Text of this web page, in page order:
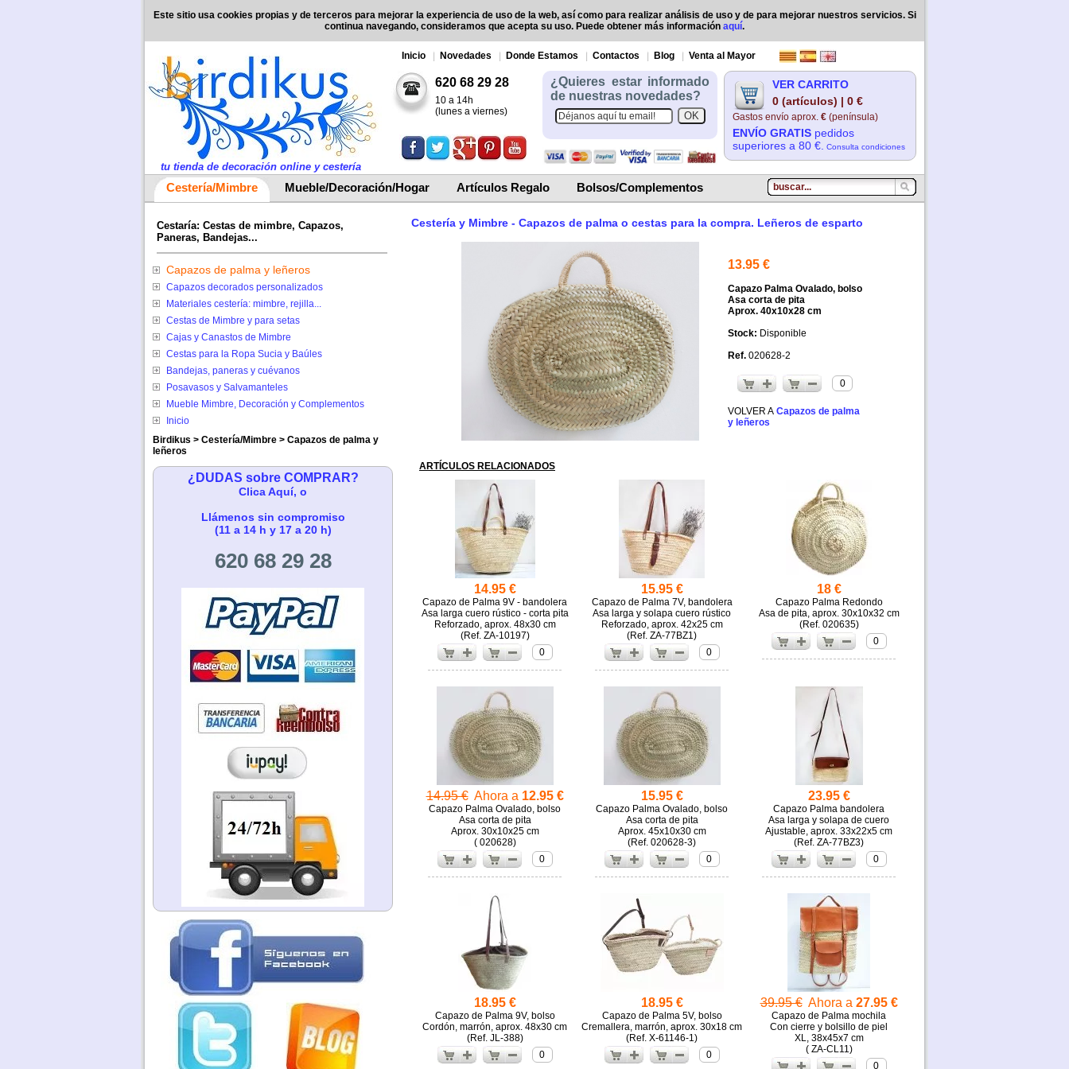
tu tienda de decoración online y cestería
Inicio Novedades Donde Estamos Contactos Blog Venta al Mayor
VER CARRITO
0 (artículos) | 0 €
Gastos envío aprox. € (península)
ENVÍO GRATIS pedidos
superiores a 80 €.
Consulta condiciones
¿Quieres estar informado
de nuestras novedades?
620 68 29 28
10 a 14h
(lunes a viernes)
Cestería/Mimbre Mueble/Decoración/Hogar Artículos Regalo Bolsos/Complementos
Cestería y Mimbre - Capazos de palma o cestas para la compra. Leñeros de esparto
13.95 €
Capazo Palma Ovalado, bolso
Asa corta de pita
Aprox. 40x10x28 cm
Disponible
020628-2
0
Capazos de palma
y leñeros
ARTÍCULOS RELACIONADOS
14.95 €
Capazo de Palma 9V - bandolera
Asa larga cuero rústico - corta pita
Reforzado, aprox. 48x30 cm
(
ZA-10197)
0
15.95 €
Capazo de Palma 7V, bandolera
Asa larga y solapa cuero rústico
Reforzado, aprox. 42x25 cm
(
ZA-77BZ1)
0
18 €
Capazo Palma Redondo
Asa de pita, aprox. 30x10x32 cm
(
020635)
0
14.95 €Ahora a 12.95 €
Capazo Palma Ovalado, bolso
Asa corta de pita
Aprox. 30x10x25 cm
( 020628)
0
15.95 €
Capazo Palma Ovalado, bolso
Asa corta de pita
Aprox. 45x10x30 cm
(
020628-3)
0
23.95 €
Capazo Palma bandolera
Asa larga y solapa de cuero
Ajustable, aprox. 33x22x5 cm
(
ZA-77BZ3)
0
18.95 €
Capazo de Palma 9V, bolso
Cordón, marrón, aprox. 48x30 cm
(
JL-388)
0
18.95 €
Capazo de Palma 5V, bolso
Cremallera, marrón, aprox. 30x18 cm
(
X-61146-1)
0
39.95 €Ahora a 27.95 €
Capazo de Palma mochila
Con cierre y bolsillo de piel
XL, 38x45x7 cm
( ZA-CL11)
0
Cestaría: Cestas de mimbre, Capazos,
Paneras, Bandejas...
Capazos de palma y leñeros
Capazos decorados personalizados
Materiales cestería: mimbre, rejilla...
Cestas de Mimbre y para setas
Cajas y Canastos de Mimbre
Cestas para la Ropa Sucia y Baúles
Bandejas, paneras y cuévanos
Posavasos y Salvamanteles
Mueble Mimbre, Decoración y Complementos
Inicio
Birdikus > Cestería/Mimbre > Capazos de palma y
leñeros
¿DUDAS sobre COMPRAR?
Clica Aquí, o
Llámenos sin compromiso
(11 a 14 h y 17 a 20 h)
620 68 29 28
Este sitio usa cookies propias y de terceros para mejorar la experiencia de uso de la web, así como para realizar análisis de uso y de para mejorar nuestros servicios. Si
continua navegando, consideramos que acepta su uso. Puede obtener más información aquí.